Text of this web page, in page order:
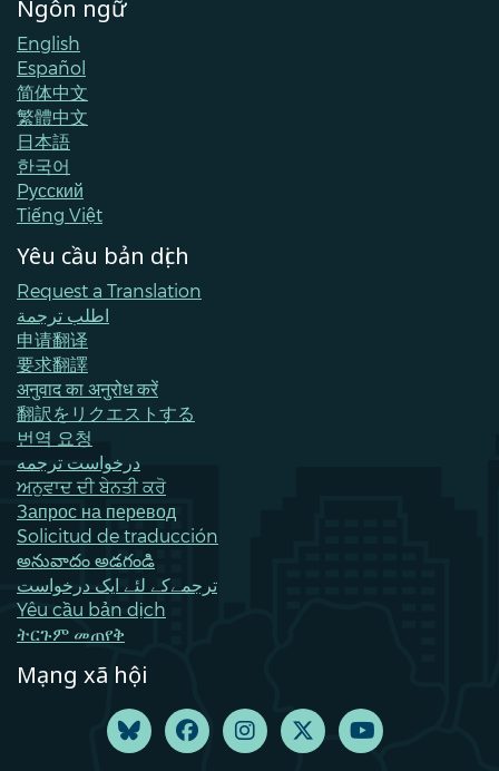
Ngôn ngữ
English
Español
简体中文
繁體中文
日本語
한국어
Pусский
Tiếng Việt
Yêu cầu bản dịch
Request a Translation
اطلب ترجمة
申请翻译
要求翻譯
अनुवाद का अनुरोध करें
翻訳をリクエストする
번역 요청
درخواست ترجمه
ਅਨੁਵਾਦ ਦੀ ਬੇਨਤੀ ਕਰੋ
Запрос на перевод
Solicitud de traducción
అనువాదం అడగండి
ترجمےکے لئے ایک درخواست
Yêu cầu bản dịch
ትርጉም መጠየቅ
Mạng xã hội